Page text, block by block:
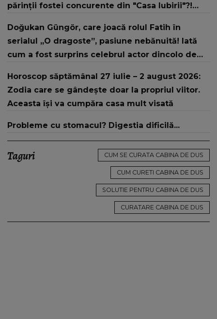
părinții fostei concurente din "Casa Iubirii"?!
și publicul emisiunii de la Kanal D
Doğukan Güngör, care joacă rolul Fatih în
serialul „O dragoste”, pasiune nebănuită! Iată
cum a fost surprins celebrul actor dincolo de
Horoscop săptămânal 27 iulie – 2 august 2026:
Zodia care se gândește doar la propriul viitor.
Aceasta își va cumpăra casa mult visată
Probleme cu stomacul? Digestia dificilă...
Taguri CUM SE CURATA CABINA DE DUS
CUM CURETI CABINA DE DUS
SOLUTIE PENTRU CABINA DE DUS
CURATARE CABINA DE DUS